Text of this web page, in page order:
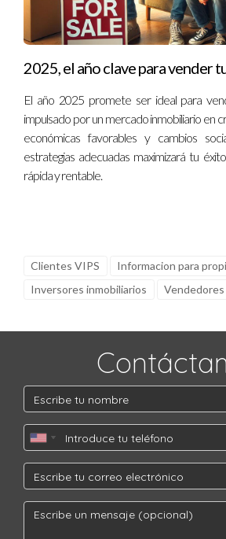
Sí, existen programas específicos para
pueden ofrecer asistencia financiera o
¿Es recomendable contratar a un
inmobiliario?
Definitivamente; un agente
navegar todo el proceso y maximizar tus
¿Cómo puedo asegurarme de
cada decisión cuenta; no dudes en
Rodriguez si necesitas orientación
2025, el año clave para vender
El año 2025 promete ser ideal para
impulsado por un mercado inmobiliario en
económicas favorables y cambios
estrategias adecuadas maximizará tu
rápida y rentable.
Clientes VIPS
Informacion para
Inversores inmobiliarios